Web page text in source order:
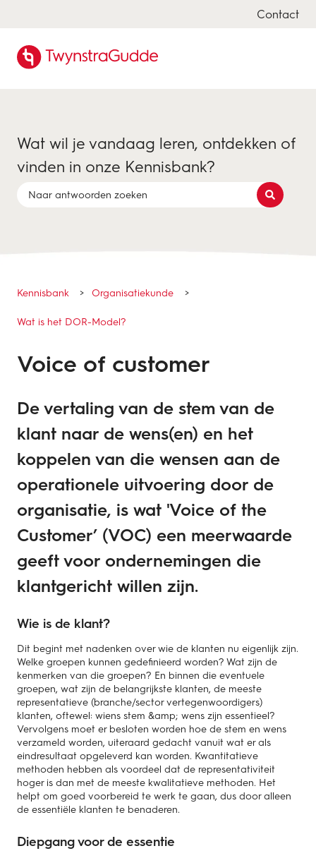
Contact
Wat wil je vandaag leren, ontdekken of
vinden in onze Kennisbank?
Kennisbank Organisatiekunde
Wat is het DOR-Model?
Voice of customer
De vertaling van de stem van de
klant naar de wens(en) en het
koppelen van die wensen aan de
operationele uitvoering door de
organisatie, is wat 'Voice of the
Customer’ (VOC) een meerwaarde
geeft voor ondernemingen die
klantgericht willen zijn.
Wie is de klant?
Dit begint met nadenken over wie de klanten nu eigenlijk zijn.
Welke groepen kunnen gedefinieerd worden? Wat zijn de
kenmerken van die groepen? En binnen die eventuele
groepen, wat zijn de belangrijkste klanten, de meeste
representatieve (branche/sector vertegenwoordigers)
klanten, oftewel: wiens stem &amp; wens zijn essentieel?
Vervolgens moet er besloten worden hoe de stem en wens
verzameld worden, uiteraard gedacht vanuit wat er als
eindresultaat opgeleverd kan worden. Kwantitatieve
methoden hebben als voordeel dat de representativiteit
hoger is dan met de meeste kwalitatieve methoden. Het
helpt om goed voorbereid te werk te gaan, dus door alleen
de essentiële klanten te benaderen.
Diepgang voor de essentie